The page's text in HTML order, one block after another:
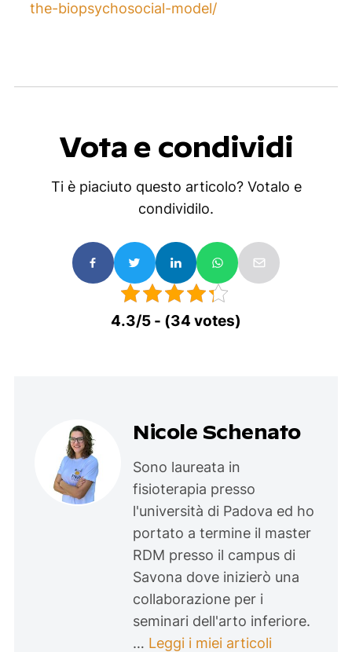
the-biopsychosocial-model/
Vota e condividi
Ti è piaciuto questo articolo? Votalo e
condividilo.
4.3/5 - (34 votes)
Nicole Schenato
Sono laureata in
fisioterapia presso
l'università di Padova ed ho
portato a termine il master
RDM presso il campus di
Savona dove inizierò una
collaborazione per i
seminari dell'arto inferiore.
… Leggi i miei articoli